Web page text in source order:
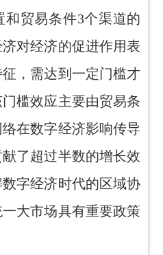
贸易条件3个渠道的
对经济的促进作用表
，需达到一定门槛才
槛效应主要由贸易条
在数字经济影响传导
了超过半数的增长效
字经济时代的区域协
大市场具有重要政策